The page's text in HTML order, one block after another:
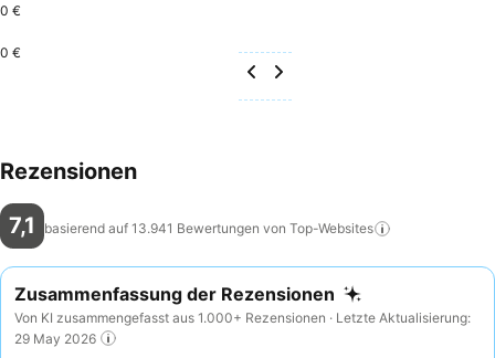
0 €
0 €
Rezensionen
7,1 basierend auf 13.941 Bewertungen von Top-Websites
Zusammenfassung der Rezensionen
Von KI zusammengefasst aus 1.000+ Rezensionen · Letzte Aktualisierung:
29 May 2026